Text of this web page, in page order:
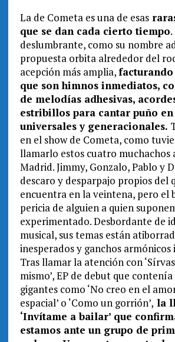
La de Cometa es una de esas
que se dan cada cierto tiempo
deslumbrante, como su nombre
propuesta orbita alrededor del
acepción más amplia,
que son himnos inmediatos,
de melodías adhesivas,
estribillos para cantar puño
universales y generacionales.
en el show de Cometa, como
llamarlo estos cuatro muchachos
Madrid. Jimmy, Gonzalo, Pablo y
descaro y desparpajo propios del
encuentra en la veintena, pero el
pericia de alguien a quien
experimentado. Desbordante de
musical, sus temas están
inesperados y ganchos armónicos
Tras llamar la atención con
mismo’, EP de debut que
gigantes como ‘No creo en el
espacial’ o ‘Como un gorrión’, la
‘Invítame a bailar’ que
estamos ante un grupo de